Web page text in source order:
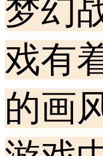
梦幻
戏有
的画